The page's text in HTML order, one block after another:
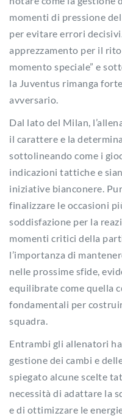
momenti di pressione
per evitare errori
apprezzamento per il
momento speciale” e
la Juventus rimanga
avversario.
Dal lato del Milan,
il carattere e la
sottolineando come i
indicazioni tattiche e
iniziative bianconere.
finalizzare le occasioni
soddisfazione per la
momenti critici della
l’importanza di
nelle prossime sfide,
equilibrate come quella
fondamentali per
squadra.
Entrambi gli allenatori
gestione dei cambi e
spiegato alcune scelte
necessità di adattare la
e di ottimizzare le